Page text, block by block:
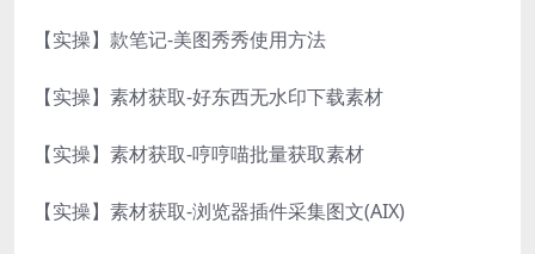
【实操】款笔记-美图秀秀使用方法
【实操】素材获取-好东西无水印下载素材
【实操】素材获取-哼哼喵批量获取素材
【实操】素材获取-浏览器插件采集图文(AIX)